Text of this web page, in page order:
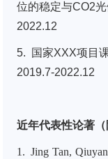
位的稳定与CO2
2022.12
5. 国家XXX项目
2019.7-2022.12
近年代表性论著（
1. Jing Tan,